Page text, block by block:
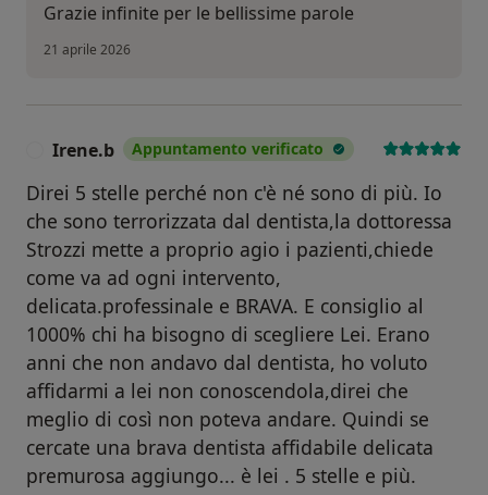
Grazie infinite per le bellissime parole
21 aprile 2026
Irene.b Appuntamento verificato
Direi 5 stelle perché non c'è né sono di più. Io
che sono terrorizzata dal dentista,la dottoressa
Strozzi mette a proprio agio i pazienti,chiede
come va ad ogni intervento,
delicata.professinale e BRAVA. E consiglio al
1000% chi ha bisogno di scegliere Lei. Erano
anni che non andavo dal dentista, ho voluto
affidarmi a lei non conoscendola,direi che
meglio di così non poteva andare. Quindi se
cercate una brava dentista affidabile delicata
premurosa aggiungo... è lei . 5 stelle e più.